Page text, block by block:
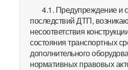
4.1. Предупреждение и
последствий ДТП,
несоответствия
состояния транспортных
дополнительного
нормативных правовых